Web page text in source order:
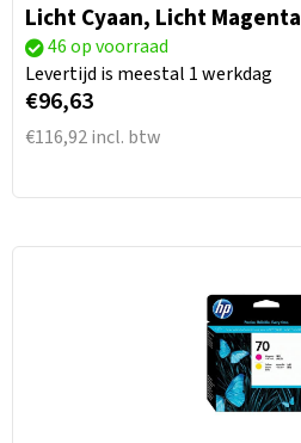
Licht Cyaan, Licht Magenta
46 op voorraad
Levertijd is meestal 1 werkdag
€96,63
€116,92 incl. btw